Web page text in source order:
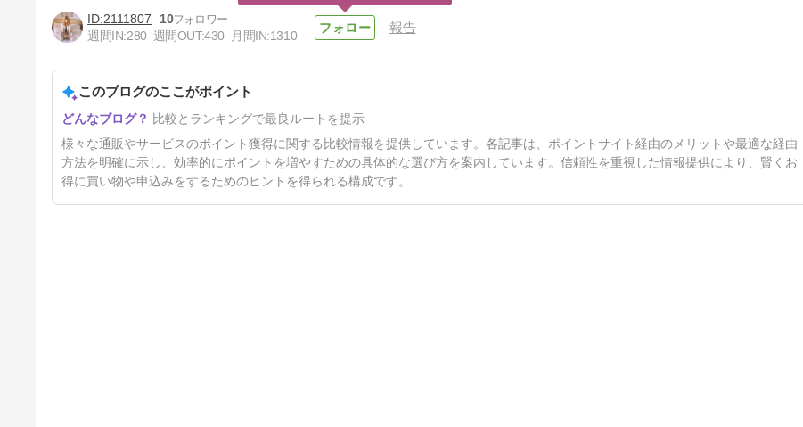
トサイトランキング｜一番お得
な経由方法【2026年8月最新】
6日前
2111807
10
週間IN:280 週間OUT:430 月間IN:1310
報告
このブログのここがポイント
比較とランキングで最良ルートを提示
様々な通販やサービスのポイント獲得に関する比較情報を提供しています。各記事は、ポイントサイト経由のメリットや最適な経由
方法を明確に示し、効率的にポイントを増やすための具体的な選び方を案内しています。信頼性を重視した情報提供により、賢くお
得に買い物や申込みをするためのヒントを得られる構成です。